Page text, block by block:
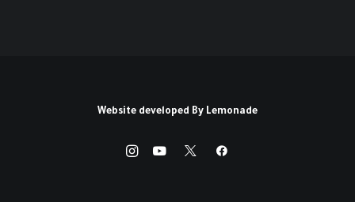
Website developed By Lemonade